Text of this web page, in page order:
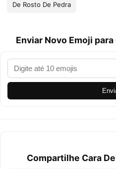
De Rosto De Pedra
Enviar Novo Emoji
Compartilhe Cara